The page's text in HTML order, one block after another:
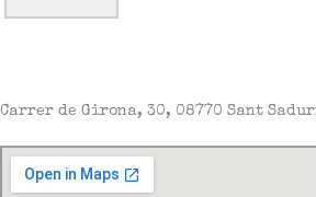
Carrer de Girona, 30, 08770 Sant